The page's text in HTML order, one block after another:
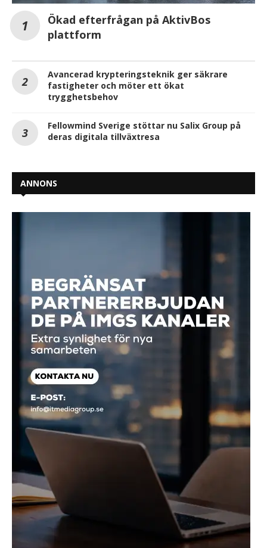
Ökad efterfrågan på AktivBos
plattform
Avancerad krypteringsteknik ger säkrare
fastigheter och möter ett ökat
trygghetsbehov
Fellowmind Sverige stöttar nu Salix Group på
deras digitala tillväxtresa
ANNONS